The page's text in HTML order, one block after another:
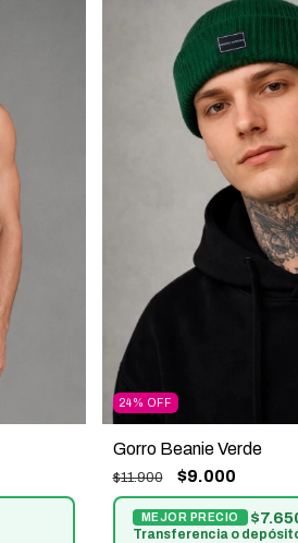
24% OFF
Gorro Beanie Verde
$11.900 $9.000
Transferencia o